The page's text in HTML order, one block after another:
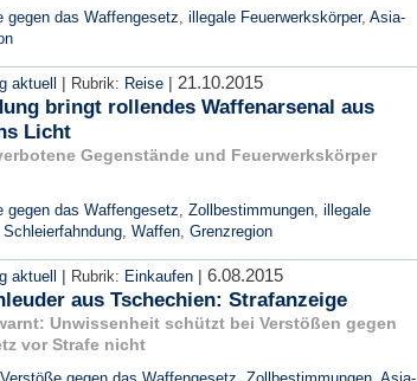
gegen das Waffengesetz, illegale Feuerwerkskörper, Asia-
aktuell | Rubrik: Reise | 21.10.2015
bringt rollendes Waffenarsenal aus
Licht
Gegenstände und Feuerwerkskörper
gegen das Waffengesetz, Zollbestimmungen, illegale
Schleierfahndung, Waffen, Grenzregion
aktuell | Rubrik: Einkaufen | 6.08.2015
aus Tschechien: Strafanzeige
Unwissenheit schützt bei Verstößen gegen
vor Strafe nicht